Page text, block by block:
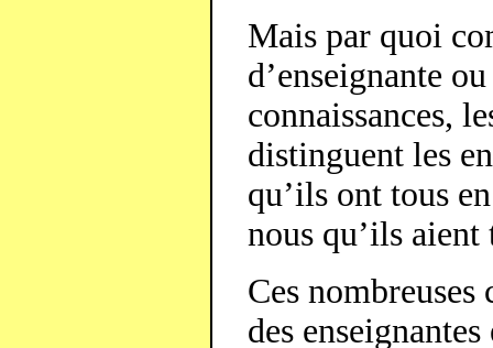
Mais par quoi
d’enseignante
connaissances,
distinguent les
qu’ils ont tous
nous qu’ils
Ces
des